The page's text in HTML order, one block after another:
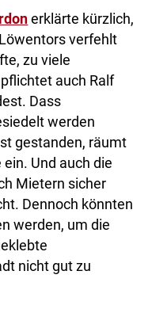
erklärte kürzlich,
verfehlt
zu viele
auch Ralf
Dass
werden
gestanden, räumt
Und auch die
Mietern sicher
Dennoch könnten
werden, um die
nicht gut zu